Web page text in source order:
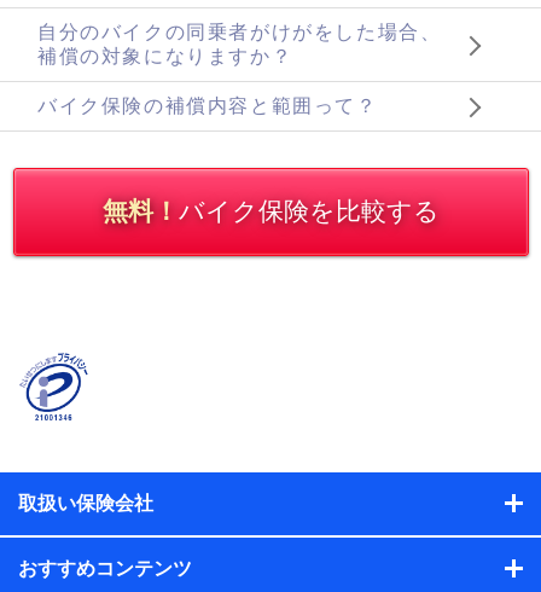
自分のバイクの同乗者がけがをした場合、
補償の対象になりますか？
バイク保険の補償内容と範囲って？
無料！ バイク保険を比較する
取扱い保険会社
おすすめコンテンツ